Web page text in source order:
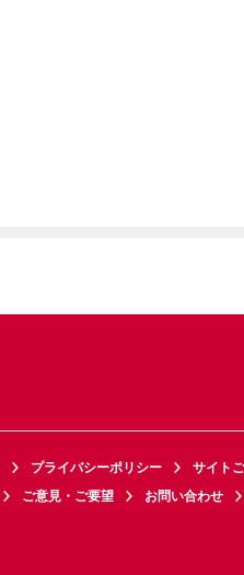
プライバシーポリシー サイト
ご意見・ご要望 お問い合わせ